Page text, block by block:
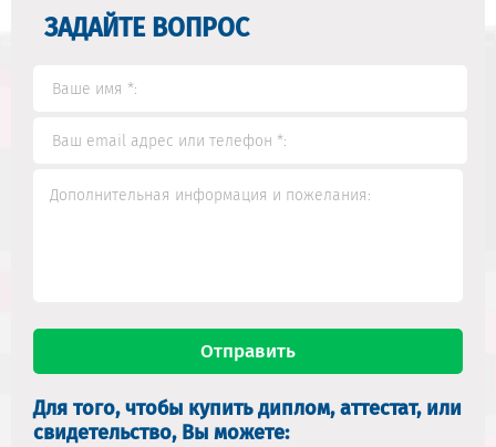
ЗАДАЙТЕ ВОПРОС
Для того, чтобы купить диплом, аттестат, или
свидетельство, Вы можете: